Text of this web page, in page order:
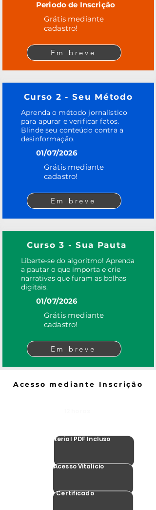
Periodo de Inscrição
Grátis mediante
cadastro!
Em breve
Curso 2 - Seu Método
Aprenda o método jornalístico
para apurar e verificar fatos.
Blinde seu conteúdo contra a
desinformação.
01/07/2026
Grátis mediante
cadastro!
Em breve
Curso 3 - Sua Pauta
Liberte-se do algoritmo! Aprenda
a pautar o que importa e crie
narrativas que furam as bolhas
digitais.
01/07/2026
Grátis mediante
cadastro!
Em breve
Acesso mediante Inscrição
Material PDF Incluso
Acesso Vitalicio
Certificado